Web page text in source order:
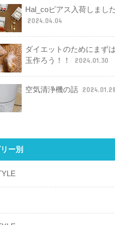
Hal_coピアス入荷しまし
2024.04.04
ダイエットのためにまず
玉作ろう！！
2024.01.30
空気清浄機の話 2024.01.28
ー別